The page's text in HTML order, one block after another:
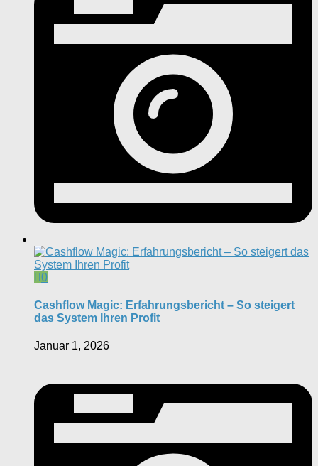
0
Cashflow Magic: Erfahrungsbericht – So steigert
das System Ihren Profit
Januar 1, 2026